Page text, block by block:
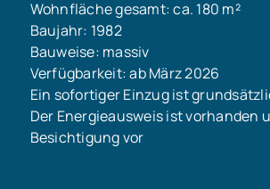
Wohnfläche gesamt: ca. 180 m²
Baujahr: 1982
Bauweise: massiv
Verfügbarkeit: ab März 2026
Ein sofortiger Einzug ist
Der Energieausweis ist vorhanden
Besichtigung vor